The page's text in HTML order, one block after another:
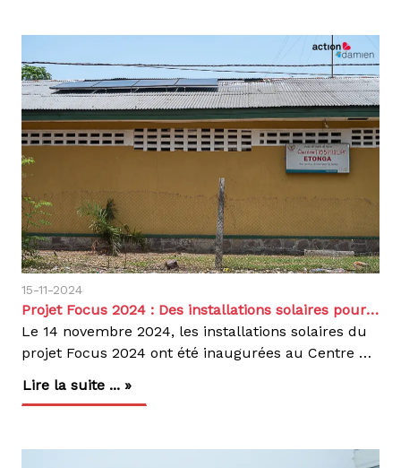
15-11-2024
Projet Focus 2024 : Des installations solaires pour renforcer les soins en RDC
Le 14 novembre 2024, les installations solaires du
projet Focus 2024 ont été inaugurées au Centre Hospitalier Pasteur Kasongo (CHPK ) de Yolo et au centre Etonga à Nsele.Impact des installations : Centre Hospitalier Pasteur Kasongo au CHPK de Yolo : Électricité pour des infrastructures clés comme la salle d’accouchement, la pharmacie, et la salle d’opération. Au centre Etonga : Énergie pour la maternité en construction, la salle de soins, et un pavillon pour les patients tuberculeux.Cette cérémonie a réuni des acteurs clés, dont le Médecin Coordonnateur de Kinshasa, les représentants d’Action Damien, l’équipe de FOCUS, et des ONG partenaires. Tous ont salué l’impact de ces solutions durables, essentielles dans un pays où les coupures d’électricité sont fréquentes.Le Projet Focus illustre l’importance de la coopération internationale et de l’énergie renouvelable pour relever les défis sanitaires en RDC.
Lire la suite ... »